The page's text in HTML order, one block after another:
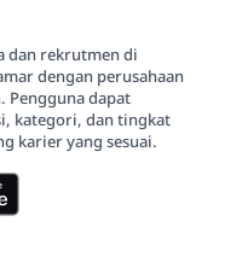
dan rekrutmen di
dengan perusahaan
Pengguna dapat
kategori, dan tingkat
karier yang sesuai.